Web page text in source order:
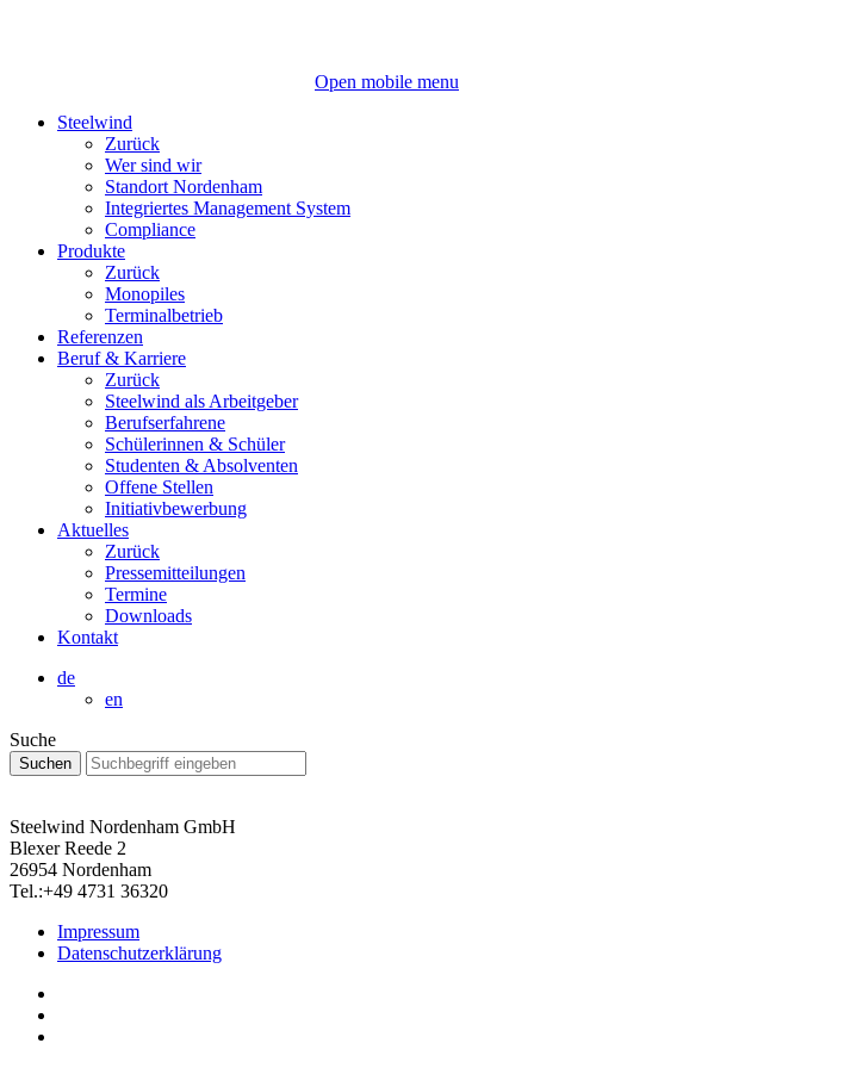
Open mobile menu
Steelwind
Zurück
Wer sind wir
Standort Nordenham
Integriertes Management System
Compliance
Produkte
Zurück
Monopiles
Terminalbetrieb
Referenzen
Beruf & Karriere
Zurück
Steelwind als Arbeitgeber
Berufserfahrene
Schülerinnen & Schüler
Studenten & Absolventen
Offene Stellen
Initiativbewerbung
Aktuelles
Zurück
Pressemitteilungen
Termine
Downloads
Kontakt
de
en
Suche
Steelwind Nordenham GmbH
Blexer Reede 2
26954 Nordenham
Tel.:+49 4731 36320
Impressum
Datenschutzerklärung